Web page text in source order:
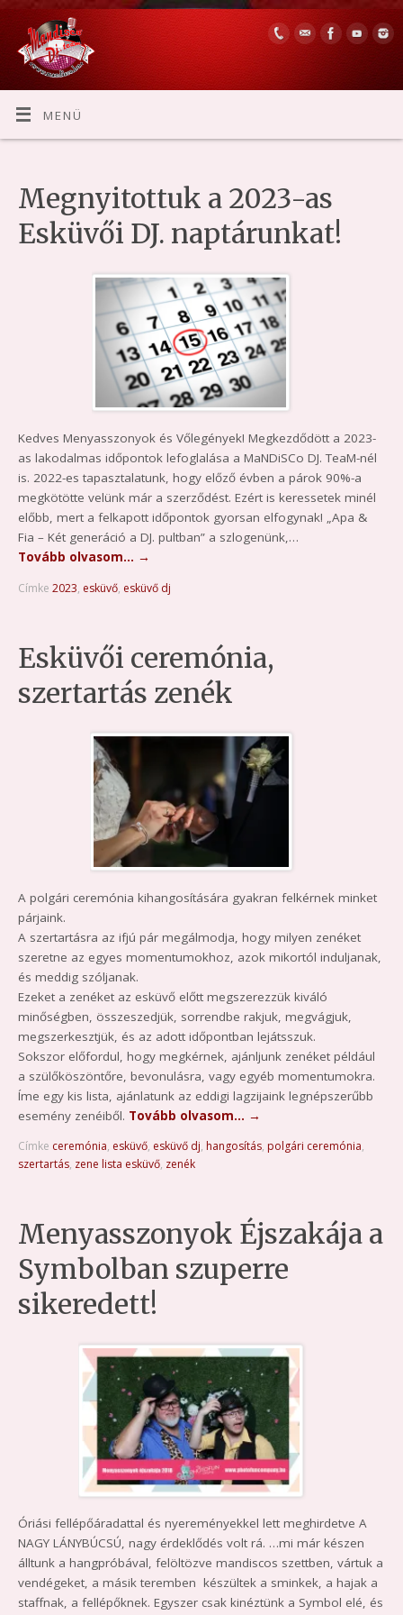
MENÜ
Megnyitottuk a 2023-as
Esküvői DJ. naptárunkat!
Kedves Menyasszonyok és Vőlegények! Megkezdődött a 2023-
as lakodalmas időpontok lefoglalása a MaNDiSCo DJ. TeaM-nél
is. 2022-es tapasztalatunk, hogy előző évben a párok 90%-a
megkötötte velünk már a szerződést. Ezért is keressetek minél
előbb, mert a felkapott időpontok gyorsan elfogynak! „Apa &
Fia – Két generáció a DJ. pultban” a szlogenünk,…
Tovább olvasom… →
Címke2023, esküvő, esküvő dj
Esküvői ceremónia,
szertartás zenék
A polgári ceremónia kihangosítására gyakran felkérnek minket
párjaink.
A szertartásra az ifjú pár megálmodja, hogy milyen zenéket
szeretne az egyes momentumokhoz, azok mikortól induljanak,
és meddig szóljanak.
Ezeket a zenéket az esküvő előtt megszerezzük kiváló
minőségben, összeszedjük, sorrendbe rakjuk, megvágjuk,
megszerkesztjük, és az adott időpontban lejátsszuk.
Sokszor előfordul, hogy megkérnek, ajánljunk zenéket például
a szülőköszöntőre, bevonulásra, vagy egyéb momentumokra.
Íme egy kis lista, ajánlatunk az eddigi lagzijaink legnépszerűbb
esemény zenéiből. Tovább olvasom… →
Címke ceremónia, esküvő, esküvő dj, hangosítás, polgári ceremónia,
szertartás, zene lista esküvő, zenék
Menyasszonyok Éjszakája a
Symbolban szuperre
sikeredett!
Óriási fellépőáradattal és nyereményekkel lett meghirdetve A
NAGY LÁNYBÚCSÚ, nagy érdeklődés volt rá. …mi már készen
álltunk a hangpróbával, felöltözve mandiscos szettben, vártuk a
vendégeket, a másik teremben készültek a sminkek, a hajak a
staffnak, a fellépőknek. Egyszer csak kinéztünk a Symbol elé, és